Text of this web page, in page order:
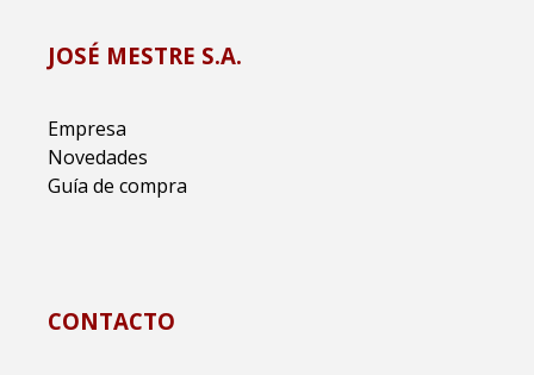
JOSÉ MESTRE S.A.
Empresa
Novedades
Guía de compra
CONTACTO